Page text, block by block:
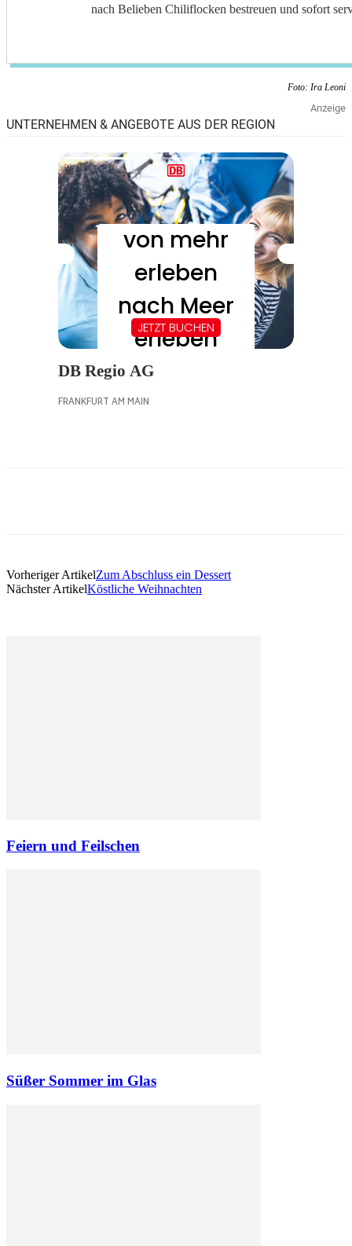
nach Belieben Chiliflocken bestreuen und sofort
Foto: Ira Leoni
Vorheriger ArtikelZum Abschluss ein Dessert
Nächster ArtikelKöstliche Weihnachten
Feiern und Feilschen
Süßer Sommer im Glas